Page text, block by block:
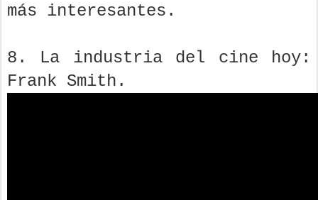
más interesantes.
8. La industria del cine hoy:
Frank Smith.